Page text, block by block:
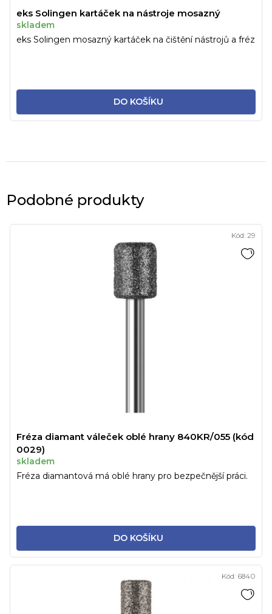
eks Solingen kartáček na nástroje mosazný
skladem
DO KOŠÍKU
eks Solingen mosazný kartáček na čištění nástrojů a fréz
Podobné produkty
Fréza diamant váleček oblé hrany 840KR/055 (kód
0029)
skladem
DO KOŠÍKU
Fréza diamantová má oblé hrany pro bezpečnější práci.
Kód: 29
Kód: 6840